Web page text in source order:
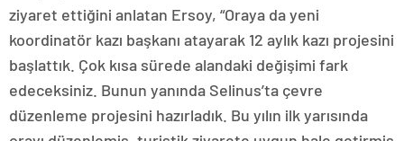
ziyaret ettiğini anlatan Ersoy, “Oraya da yeni
koordinatör kazı başkanı atayarak 12 aylık kazı projesini
başlattık. Çok kısa sürede alandaki değişimi fark
edeceksiniz. Bunun yanında Selinus’ta çevre
düzenleme projesini hazırladık. Bu yılın ilk yarısında